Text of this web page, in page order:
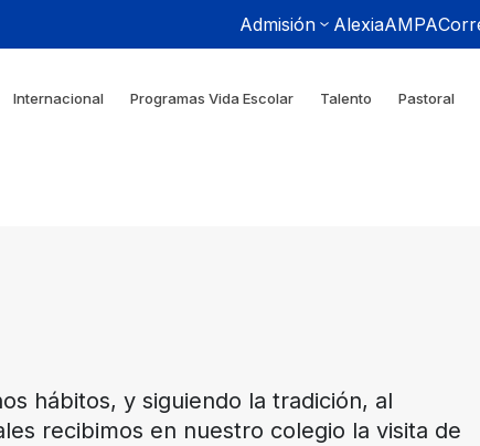
Admisión AlexiaAMPA
Internacional Programas Vida Escolar Talento Pastoral
hábitos, y siguiendo la tradición, al
recibimos en nuestro colegio la visita de